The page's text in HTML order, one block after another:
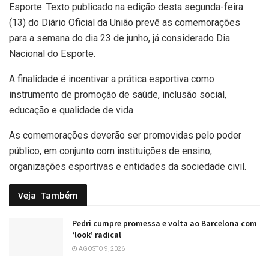
Esporte. Texto publicado na edição desta segunda-feira
(13) do Diário Oficial da União prevê as comemorações
para a semana do dia 23 de junho, já considerado Dia
Nacional do Esporte.
A finalidade é incentivar a prática esportiva como
instrumento de promoção de saúde, inclusão social,
educação e qualidade de vida.
As comemorações deverão ser promovidas pelo poder
público, em conjunto com instituições de ensino,
organizações esportivas e entidades da sociedade civil.
Veja Também
Pedri cumpre promessa e volta ao Barcelona com
‘look’ radical
AGOSTO 9, 2026